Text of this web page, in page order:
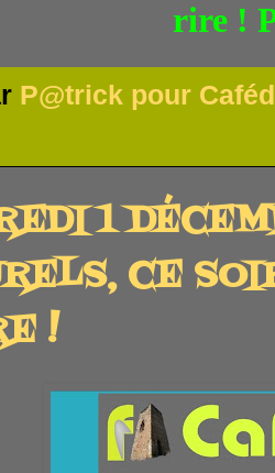
rire !
P@trick pour
1
CE
!